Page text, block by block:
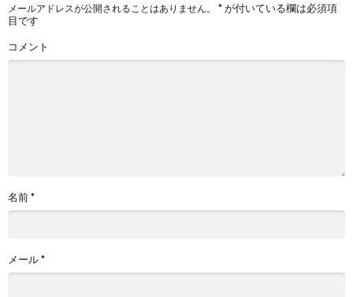
メールアドレスが公開されることはありません。 *が付いている欄は必須項
目です
コメント
名前*
メール*